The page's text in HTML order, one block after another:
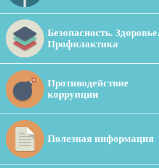
Безопасность. Здоровье.
Профилактика
Противодействие
коррупции
Полезная информация